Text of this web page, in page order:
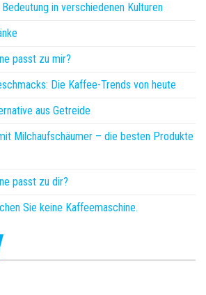
in verschiedenen Kulturen
passt zu mir?
Die Kaffee-Trends von heute
aus Getreide
Milchaufschäumer – die besten Produkte
passt zu dir?
Sie keine Kaffeemaschine.